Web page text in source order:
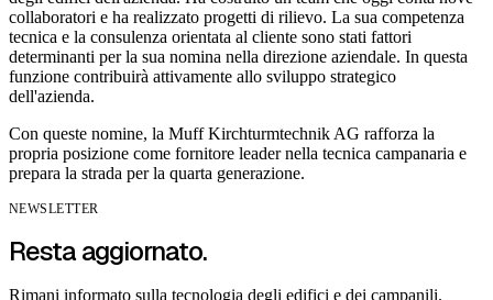
collaboratori e ha realizzato progetti di rilievo. La sua competenza
tecnica e la consulenza orientata al cliente sono stati fattori
determinanti per la sua nomina nella direzione aziendale. In questa
funzione contribuirà attivamente allo sviluppo strategico
dell'azienda.
Con queste nomine, la Muff Kirchturmtechnik AG rafforza la
propria posizione come fornitore leader nella tecnica campanaria e
prepara la strada per la quarta generazione.
NEWSLETTER
Resta aggiornato.
Rimani informato sulla tecnologia degli edifici e dei campanili.